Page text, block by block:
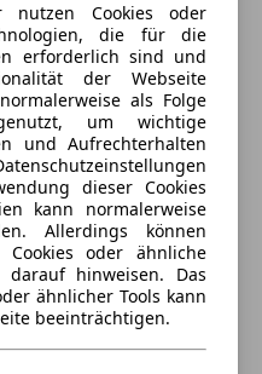
nutzen Cookies oder
die für die
erforderlich sind und
der Webseite
als Folge
um wichtige
und Aufrechterhalten
dieser Cookies
kann normalerweise
Allerdings können
oder ähnliche
hinweisen. Das
ähnlicher Tools kann
beeinträchtigen.